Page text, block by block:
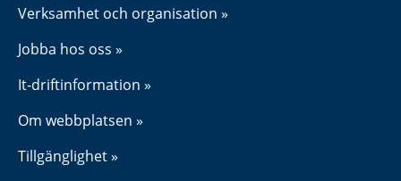
Verksamhet och organisation
Jobba hos oss
It-driftinformation
Om webbplatsen
Tillgänglighet